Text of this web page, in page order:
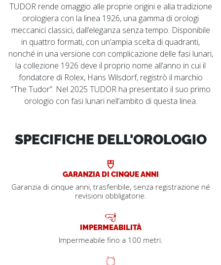
TUDOR rende omaggio alle proprie origini e alla tradizione
orologiera con la linea 1926, una gamma di orologi
meccanici classici, dall’eleganza senza tempo. Disponibile
in quattro formati, con un’ampia scelta di quadranti,
nonché in una versione con complicazione delle fasi lunari,
la collezione 1926 deve il proprio nome all’anno in cui il
fondatore di Rolex, Hans Wilsdorf, registrò il marchio
“The Tudor”. Nel 2025 TUDOR ha presentato il suo primo
orologio con fasi lunari nell’ambito di questa linea.
SPECIFICHE DELL'OROLOGIO
GARANZIA DI CINQUE ANNI
Garanzia di cinque anni, trasferibile, senza registrazione né
revisioni obbligatorie.
IMPERMEABILITÀ
Impermeabile fino a 100 metri.